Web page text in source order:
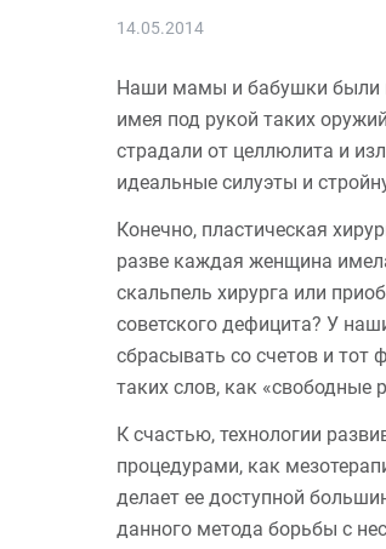
14.05.2014
Наши мамы и бабушки были
имея под рукой таких
страдали от целлюлита и
идеальные силуэты и
Конечно, пластическая
разве каждая женщина
скальпель хирурга или
советского дефицита? У
сбрасывать со счетов и тот
таких слов, как «свободные
К счастью, технологии
процедурами, как
делает ее доступной
данного метода борьбы с